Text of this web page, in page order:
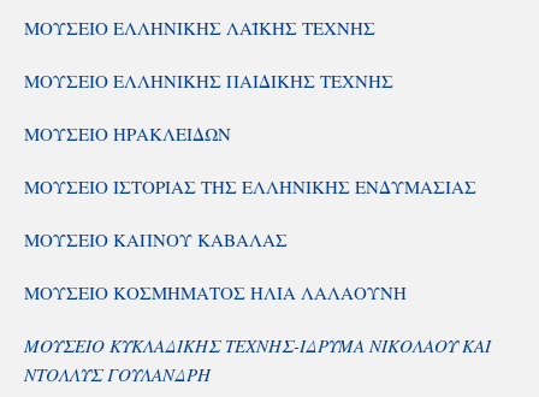
ΜΟΥΣΕΙΟ ΕΛΛΗΝΙΚΗΣ ΛΑΪΚΗΣ ΤΕΧΝΗΣ
ΜΟΥΣΕΙΟ ΕΛΛΗΝΙΚΗΣ ΠΑΙΔΙΚΗΣ ΤΕΧΝΗΣ
ΜΟΥΣΕΙΟ ΗΡΑΚΛΕΙΔΩΝ
ΜΟΥΣΕΙΟ ΙΣΤΟΡΙΑΣ ΤΗΣ ΕΛΛΗΝΙΚΗΣ ΕΝΔΥΜΑΣΙΑΣ
ΜΟΥΣΕΙΟ ΚΑΠΝΟΥ ΚΑΒΑΛΑΣ
ΜΟΥΣΕΙΟ ΚΟΣΜΗΜΑΤΟΣ ΗΛΙΑ ΛΑΛΑΟΥΝΗ
ΜΟΥΣΕΙΟ ΚΥΚΛΑΔΙΚΗΣ ΤΕΧΝΗΣ-ΙΔΡΥΜΑ ΝΙΚΟΛΑΟΥ ΚΑΙ
ΝΤΟΛΛΥΣ ΓΟΥΛΑΝΔΡΗ